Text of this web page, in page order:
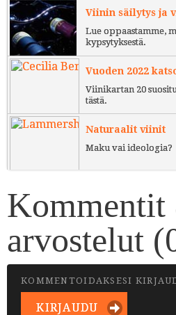
Viinin säilytys ja
Lue oppaastamme,
kypsytyksestä.
Vuoden 2022
Viinikartan 20
tästä.
Naturaalit viinit
Maku vai ideologia?
arvostelut (
KOMMENTOIDAKSESI
KIRJAUDU